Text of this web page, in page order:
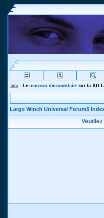
Info : Lenouveau documentairesur la BD
Largo Winch Universal Forum$